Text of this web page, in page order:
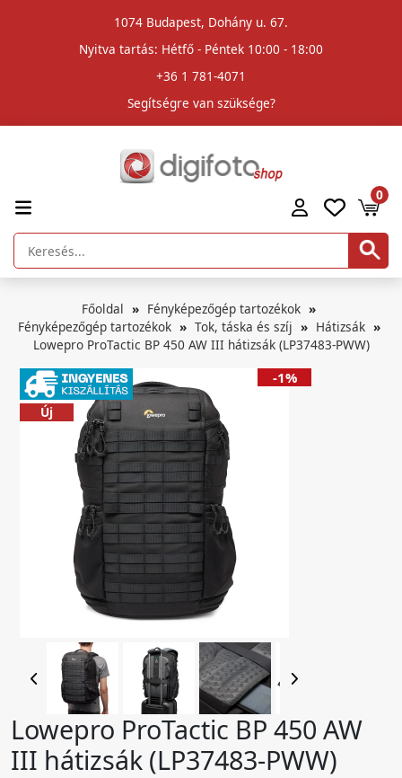
1074 Budapest, Dohány u. 67.
Nyitva tartás: Hétfő - Péntek 10:00 - 18:00
+36 1 781-4071
Segítségre van szüksége?
0
Főoldal
Fényképezőgép tartozékok
Fényképezőgép tartozékok
Tok, táska és szíj
Hátizsák
Lowepro ProTactic BP 450 AW III hátizsák (LP37483-PWW)
Új
-1%
Lowepro ProTactic BP 450 AW
III hátizsák (LP37483-PWW)